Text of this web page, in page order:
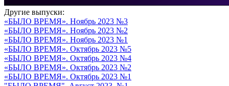
Другие выпуски:
«БЫЛО ВРЕМЯ». Ноябрь 2023 №3
«БЫЛО ВРЕМЯ». Ноябрь 2023 №2
«БЫЛО ВРЕМЯ». Ноябрь 2023 №1
«БЫЛО ВРЕМЯ». Октябрь 2023 №5
«БЫЛО ВРЕМЯ». Октябрь 2023 №4
«БЫЛО ВРЕМЯ». Октябрь 2023 №2
«БЫЛО ВРЕМЯ». Октябрь 2023 №1